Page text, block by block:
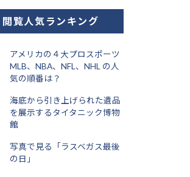
覧人気ランキング
アメリカの４大プロスポーツ
MLB、NBA、NFL、NHL の人
気の順番は？
海底から引き上げられた遺品
を展示するタイタニック博物
館
写真で見る「ラスベガス最後
の日」